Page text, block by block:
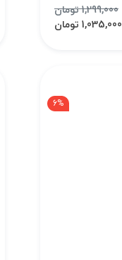
1,299,000 تومان
1,035,000 تومان
6%